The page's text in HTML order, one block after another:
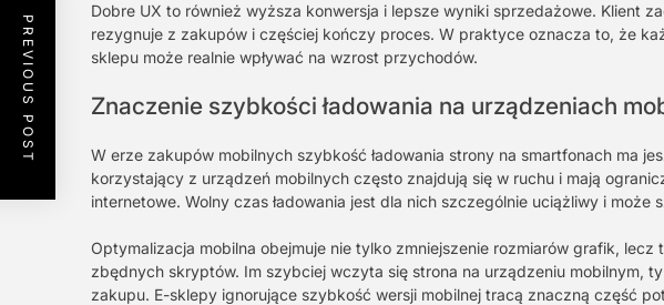
Dobre UX to również wyższa konwersja i lepsze wyniki sprzedażowe. Klient
rezygnuje z zakupów i częściej kończy proces. W praktyce oznacza to, że
sklepu może realnie wpływać na wzrost przychodów.
Znaczenie szybkości ładowania na urządzeniach
W erze zakupów mobilnych szybkość ładowania strony na smartfonach ma
korzystający z urządzeń mobilnych często znajdują się w ruchu i mają
internetowe. Wolny czas ładowania jest dla nich szczególnie uciążliwy i
Optymalizacja mobilna obejmuje nie tylko zmniejszenie rozmiarów grafik,
zbędnych skryptów. Im szybciej wczyta się strona na urządzeniu mobilnym,
zakupu. E-sklepy ignorujące szybkość wersji mobilnej tracą znaczną część
PREVIOUS POST